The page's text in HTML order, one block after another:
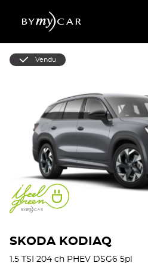
Vendu
SKODA KODIAQ
1.5 TSI 204 ch PHEV DSG6 5pl